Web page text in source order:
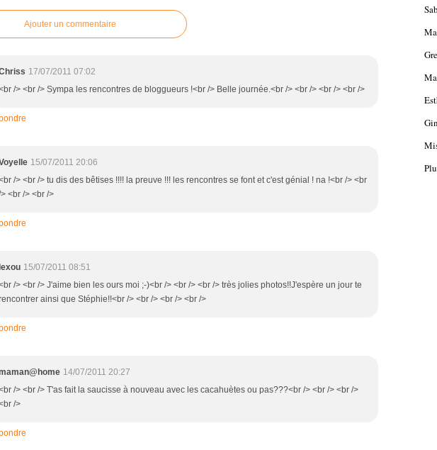
Ajouter un commentaire
17/07/2011 07:02
/> <br /> Sympa les rencontres de bloggueurs !<br /> Belle journée.<br /> <br /> <br /> <br />
15/07/2011 20:06
/> <br /> tu dis des bêtises !!!! la preuve !!! les rencontres se font et c'est génial ! na !<br /> <br
<br /> <br />
lexou 15/07/2011 08:51
/> <br /> J'aime bien les ours moi ;-)<br /> <br /> <br /> très jolies photos!!J'espère un jour te
ainsi que Stéphie!!<br /> <br /> <br /> <br />
14/07/2011 20:27
/> <br /> T'as fait la saucisse à nouveau avec les cacahuètes ou pas???<br /> <br /> <br />
/>